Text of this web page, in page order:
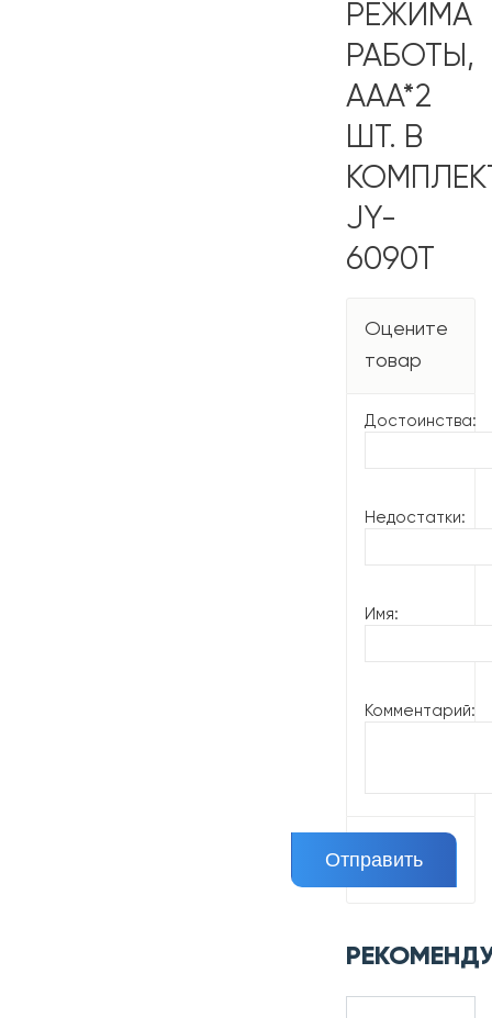
РЕЖИМА
РАБОТЫ,
AAA*2
ШТ. В
JY-
6090T
Оцените
товар
Достоинства:
Недостатки:
Имя:
Комментарий: